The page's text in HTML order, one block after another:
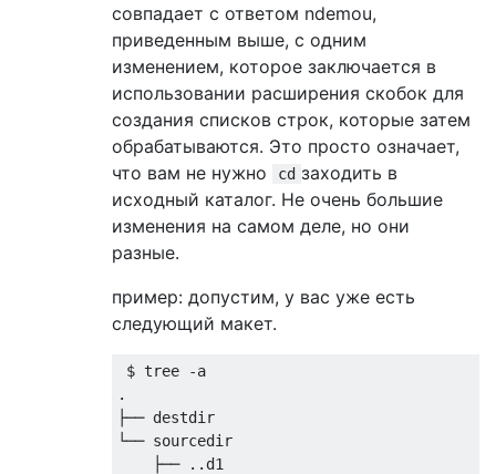
совпадает с ответом ndemou,
приведенным выше, с одним
изменением, которое заключается в
использовании расширения скобок для
создания списков строк, которые затем
обрабатываются. Это просто означает,
что вам не нужно
cd заходить в
исходный каталог. Не очень большие
изменения на самом деле, но они
разные.
пример: допустим, у вас уже есть
следующий макет.
$ tree -
.
├──
└── sourcedir
├──
.. d1